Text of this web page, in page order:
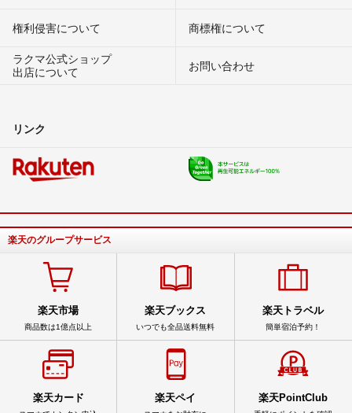
権利侵害について
商標権について
ラクマ公式ショップ
出店について
お問い合わせ
リンク
楽天のグループサービス
楽天市場
商品数は1億点以上
楽天ブックス
いつでも全品送料無料
楽天トラベル
簡単宿泊予約！
楽天カード 楽天ペイ 楽天PointClub